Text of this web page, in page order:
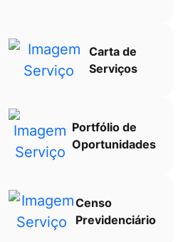
Carta de
Serviços
Portfólio de
Oportunidades
Censo
Previdenciário